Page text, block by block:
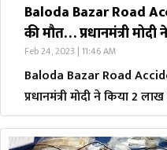
Baloda Bazar Road
की मौत… प्रधानमंत्री
Feb 24, 2023 | 11:46 AM
Baloda Bazar Road
प्रधानमंत्री मोदी ने किया 2